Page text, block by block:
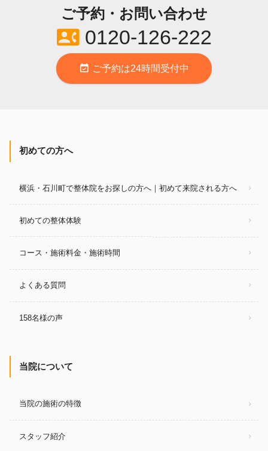
ご予約・お問い合わせ
contact_phone0120-126-222
event_available ご予約は24時間受付中
初めての方へ
横浜・石川町で整体院をお探しの方へ｜初めて来院される方へ
初めての整体体験
コース・施術料金・施術時間
よくある質問
158名様の声
当院について
当院の施術の特徴
スタッフ紹介